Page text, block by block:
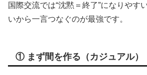
国際交流では“沈黙＝終了”になりやす
いから一言つなぐのが最強です。
① まず間を作る（カジュアル）